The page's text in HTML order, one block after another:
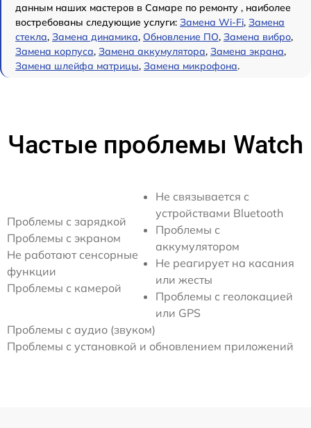
данным наших мастеров в Самаре по ремонту , наиболее
востребованы следующие услуги: Замена Wi-Fi, Замена
стекла, Замена динамика, Обновление ПО, Замена вибро,
Замена корпуса, Замена аккумулятора, Замена экрана,
Замена шлейфа матрицы, Замена микрофона.
Частые проблемы Watch
Проблемы с зарядкой
Проблемы с экраном
Не работают сенсорные
функции
Проблемы с камерой
Не связывается с
устройствами Bluetooth
Проблемы с
аккумулятором
Не реагирует на касания
или жесты
Проблемы с геолокацией
или GPS
Проблемы с аудио (звуком)
Проблемы с установкой и обновлением приложений